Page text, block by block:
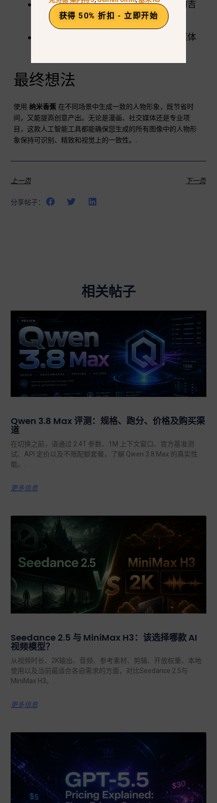
营销与品牌：在各种活动中保持统一的吉
祥物或头像。.
确保书籍、游戏或社交媒体
最终想法
使用 纳米香蕉 在不同场景中生成一致的人物形象，既节省时
间，又能提高创意产出。无论是漫画、社交媒体还是专业项
目，这款人工智能工具都能确保您生成的所有图像中的人物形
象保持可识别、精致和视觉上的一致性。.
上一页 下一页
分享帖子：
相关帖子
Qwen 3.8 Max 评测：规格、跑分、价格及购买渠
道
在切换之前，请通过 2.4T 参数、1M 上下文窗口、官方基准测
试、API 定价以及不限配额套餐，了解 Qwen 3.8 Max 的真实性
能。.
更多信息
Seedance 2.5 与 MiniMax H3：该选择哪款 AI
视频模型？
从视频时长、2K输出、音频、参考素材、剪辑、开放权重、本地
使用以及当前最适合各自需求的方面，对比Seedance 2.5与
MiniMax H3。.
更多信息
获得 50% 折扣 - 立即开始